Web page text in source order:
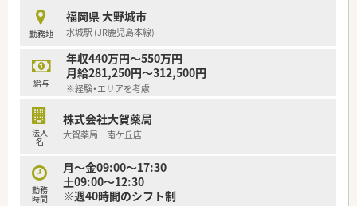
します。
【職場環境と雰囲気】
■2階建ての建物の2階部分に店舗があり広々とした清潔感のあ
る空間で、周辺にはコンビニや飲食店も多く休憩時間も充実しま
す。
■管理薬剤師は30代から40代のベテランが務めており、10年以
です。
■事務スタッフの人数も多く、ピッキングやセット業務などのサ
できます。
勤務地
福岡県 大野城市
水城駅 (JR鹿児島本線)
給与
年収440万円～550万円
月給281,250円～312,500円
※経験・エリアを考慮
法人
名
株式会社大賀薬局
大賀薬局 南ケ丘店
勤務
時間
月～金09:00～17:30
土09:00～12:30
※週40時間のシフト制